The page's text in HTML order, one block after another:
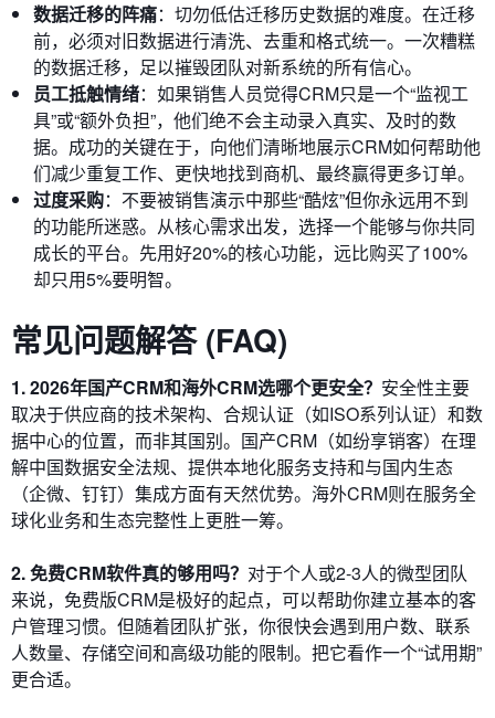
数据迁移的阵痛：切勿低估迁移历史数据的难度。在迁移
前，必须对旧数据进行清洗、去重和格式统一。一次糟糕
的数据迁移，足以摧毁团队对新系统的所有信心。
员工抵触情绪：如果销售人员觉得CRM只是一个“监视工
具”或“额外负担”，他们绝不会主动录入真实、及时的数
据。成功的关键在于，向他们清晰地展示CRM如何帮助他
们减少重复工作、更快地找到商机、最终赢得更多订单。
过度采购：不要被销售演示中那些“酷炫”但你永远用不到
的功能所迷惑。从核心需求出发，选择一个能够与你共同
成长的平台。先用好20%的核心功能，远比购买了100%
却只用5%要明智。
常见问题解答 (FAQ)
1. 2026年国产CRM和海外CRM选哪个更安全？ 安全性主要
取决于供应商的技术架构、合规认证（如ISO系列认证）和数
据中心的位置，而非其国别。国产CRM（如纷享销客）在理
解中国数据安全法规、提供本地化服务支持和与国内生态
（企微、钉钉）集成方面有天然优势。海外CRM则在服务全
球化业务和生态完整性上更胜一筹。
2. 免费CRM软件真的够用吗？ 对于个人或2-3人的微型团队
来说，免费版CRM是极好的起点，可以帮助你建立基本的客
户管理习惯。但随着团队扩张，你很快会遇到用户数、联系
人数量、存储空间和高级功能的限制。把它看作一个“试用期”
更合适。